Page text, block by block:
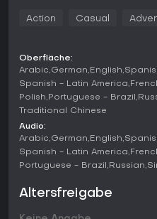
ausgewählt, die jeweils einer
unterschiedliche Rollen im
Aufbau defensiver Stellungen
Aufklärungswerkzeugen.
Der Kampf verbindet
Infanteriegefechten auf
Während eines Matches
jederzeit gewechselt werden,
reagieren. Squad-Revives
Kombinationen unterstützen
auch defensive Stellungen.
Action Casual
Oberfläche:
Arabic German English
Spanish - Latin America
Polish Portuguese - Brazil
Traditional Chinese
Audio:
Arabic German English
Spanish - Latin America
Portuguese - Brazil
Russian
Altersfreigabe